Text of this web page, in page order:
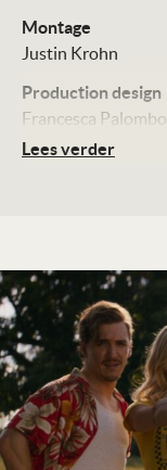
Montage
Justin Krohn
Production design
Francesca Palombo
Muziek
Distributie
The Searchers
Technische Details
Kleur, 107 minuten
Te zien vanaf
18-06-2026
Lees verder